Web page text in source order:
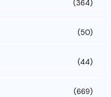
(364)
(50)
(44)
(669)